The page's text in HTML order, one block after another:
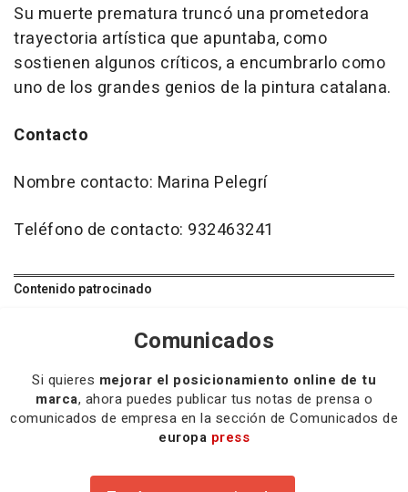
Su muerte prematura truncó una prometedora
trayectoria artística que apuntaba, como
sostienen algunos críticos, a encumbrarlo como
uno de los grandes genios de la pintura catalana.
Contacto
Nombre contacto: Marina Pelegrí
Teléfono de contacto: 932463241
Contenido patrocinado
Comunicados
Si quieres mejorar el posicionamiento online de tu
marca, ahora puedes publicar tus notas de prensa o
comunicados de empresa en la sección de Comunicados de
europa press